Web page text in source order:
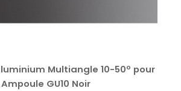
Multiangle 10-50º pour
Ampoule GU10 Noir